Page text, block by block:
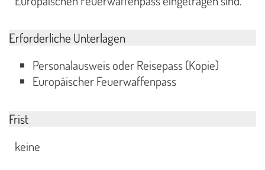
Erforderliche Unterlagen
Personalausweis oder Reisepass (Kopie)
Europäischer Feuerwaffenpass
Frist
keine